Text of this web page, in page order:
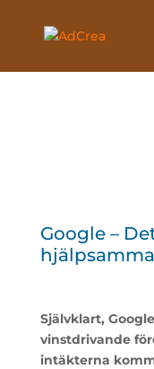
Google –
Självklart,
vinstdrivande
intäkterna